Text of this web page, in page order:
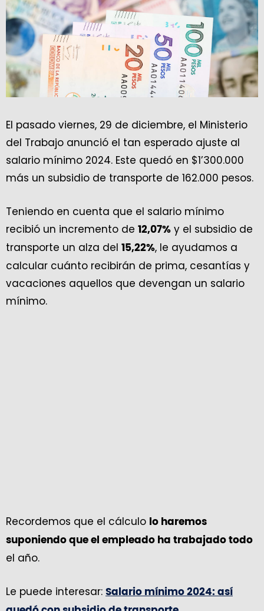
El pasado viernes, 29 de diciembre, el Ministerio
del Trabajo anunció el tan esperado ajuste al
salario mínimo 2024. Este quedó en $1’300.000
más un subsidio de transporte de 162.000 pesos.
Teniendo en cuenta que el salario mínimo
recibió un incremento de 12,07% y el subsidio de
transporte un alza del 15,22%, le ayudamos a
calcular cuánto recibirán de prima, cesantías y
vacaciones aquellos que devengan un salario
mínimo.
Recordemos que el cálculo lo haremos
suponiendo que el empleado ha trabajado todo
el año.
Le puede interesar: Salario mínimo 2024: así